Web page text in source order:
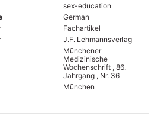
sex-education
German
Fachartikel
J.F. Lehmannsverlag
Münchener
Medizinische
Wochenschrift , 86.
Jahrgang , Nr. 36
München